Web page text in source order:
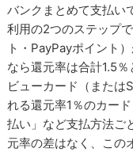
バンクまとめて支払い
利用の2つのステップ
ト・PayPayポイント
なら還元率は合計1.5
ビューカード（または
れる還元率1％のカー
払い」など支払方法ご
元率の差はなく、この